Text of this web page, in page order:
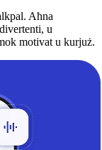
Aħna
u
motivat u kurjuż.